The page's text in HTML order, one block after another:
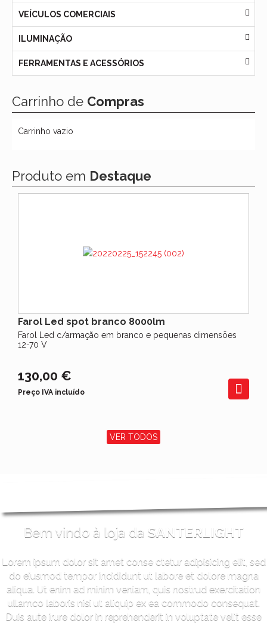
VEÍCULOS COMERCIAIS
ILUMINAÇÃO
FERRAMENTAS E ACESSÓRIOS
Carrinho de Compras
Carrinho vazio
Produto em Destaque
Farol Led spot branco 8000lm
Farol Led c/armação em branco e pequenas dimensões
12-70 V
130,00 €
Preço IVA incluído
VER TODOS
Bem vindo à loja da SANTERLIGHT
Lorem ipsum dolor sit amet conse ctetur adipisicing elit, sed
do eiusmod tempor incididunt ut labore et dolore magna
aliqua. Ut enim ad minim veniam, quis nostrud exercitation
ullamco laboris nisi ut aliquip ex ea commodo consequat.
Duis aute irure dolor in reprehenderit in voluptate velit esse